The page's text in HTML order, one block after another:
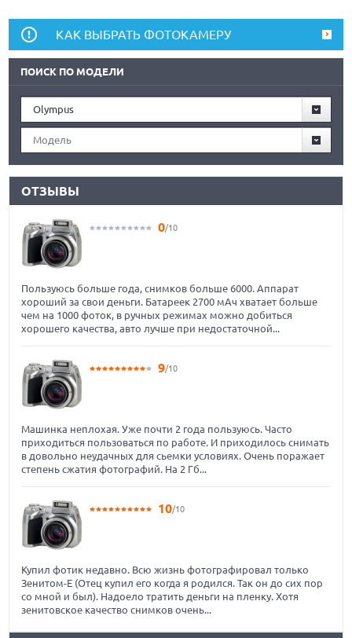
КАК ВЫБРАТЬ ФОТОКАМЕРУ
ПОИСК ПО МОДЕЛИ
Olympus
Модель
ОТЗЫВЫ
0/10
Пользуюсь больше года, снимков больше 6000. Аппарат
хороший за свои деньги. Батареек 2700 мАч хватает больше
чем на 1000 фоток, в ручных режимах можно добиться
хорошего качества, авто лучше при недостаточной...
9/10
Машинка неплохая. Уже почти 2 года пользуюсь. Часто
приходиться пользоваться по работе. И приходилось снимать
в довольно неудачных для сьемки условиях. Очень поражает
степень сжатия фотографий. На 2 Гб...
10/10
Купил фотик недавно. Всю жизнь фотографировал только
Зенитом-Е (Отец купил его когда я родился. Так он до сих пор
со мной и был). Надоело тратить деньги на пленку. Хотя
зенитовское качество снимков очень...